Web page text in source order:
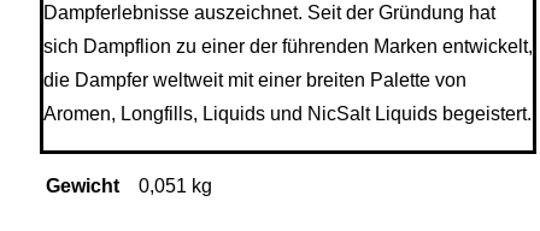
Dampferlebnisse auszeichnet. Seit der Gründung hat
sich Dampflion zu einer der führenden Marken entwickelt,
die Dampfer weltweit mit einer breiten Palette von
Aromen, Longfills, Liquids und NicSalt Liquids begeistert.
Gewicht 0,051 kg